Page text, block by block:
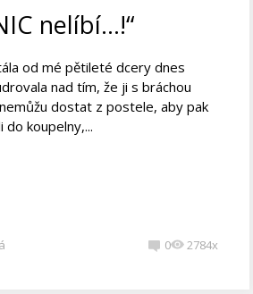
nelíbí…!“
od mé pětileté dcery dnes
nad tím, že ji s bráchou
dostat z postele, aby pak
do koupelny,...
0 2784x